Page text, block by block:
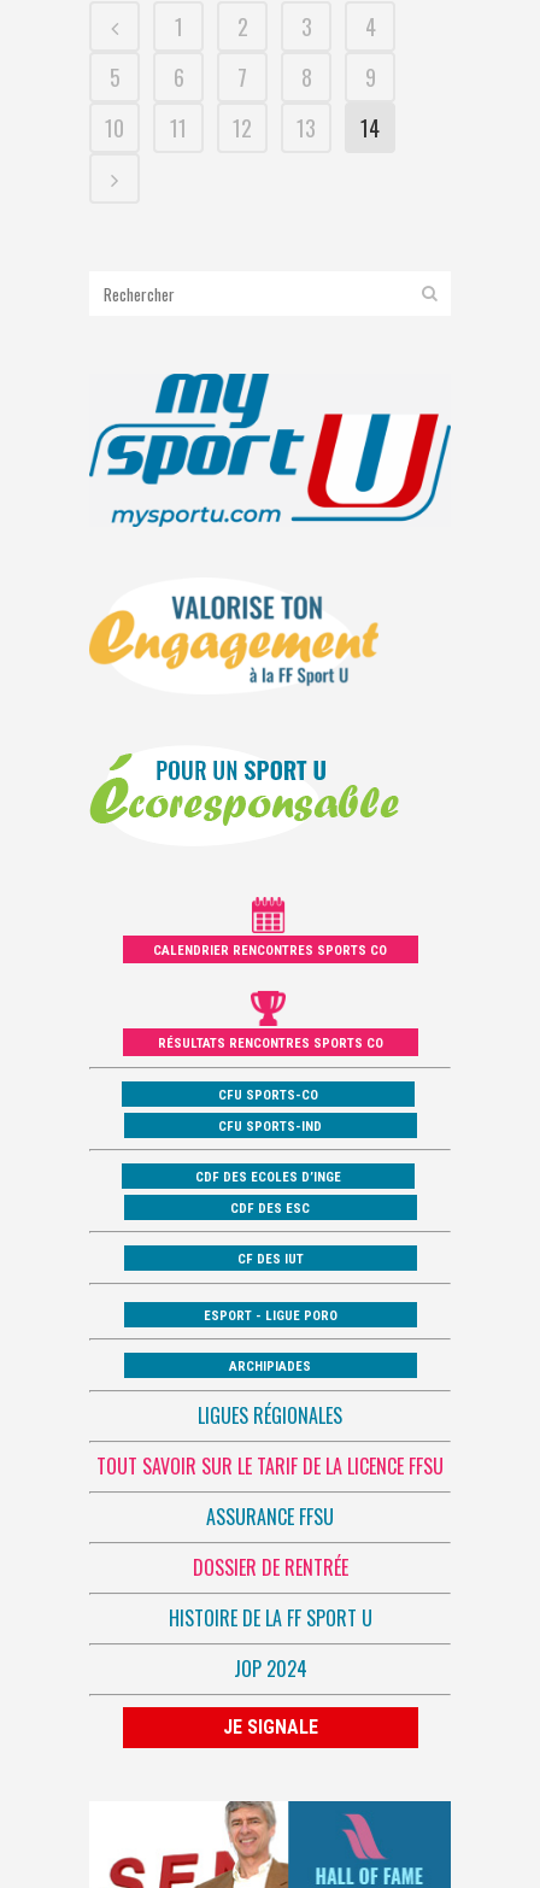
1 2 3
4
5
6 7 8
9
10
11 12 13 14
CALENDRIER RENCONTRES SPORTS CO
RÉSULTATS RENCONTRES SPORTS CO
CFU SPORTS-CO
CFU SPORTS-IND
CDF DES ECOLES D’INGE
CDF DES ESC
CF DES IUT
ESPORT - LIGUE PORO
ARCHIPIADES
LIGUES RÉGIONALES
TOUT SAVOIR SUR LE TARIF DE LA LICENCE FFSU
ASSURANCE FFSU
DOSSIER DE RENTRÉE
HISTOIRE DE LA FF SPORT U
JOP 2024
JE SIGNALE